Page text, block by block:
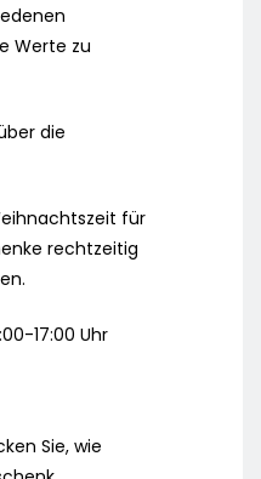
Werte zu
die
für
rechtzeitig
17:00 Uhr
Sie, wie